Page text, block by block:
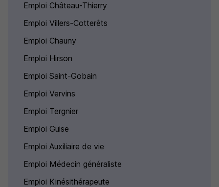
Emploi Château-Thierry
Emploi Villers-Cotterêts
Emploi Chauny
Emploi Hirson
Emploi Saint-Gobain
Emploi Vervins
Emploi Tergnier
Emploi Guise
Emploi Auxiliaire de vie
Emploi Médecin généraliste
Emploi Kinésithérapeute